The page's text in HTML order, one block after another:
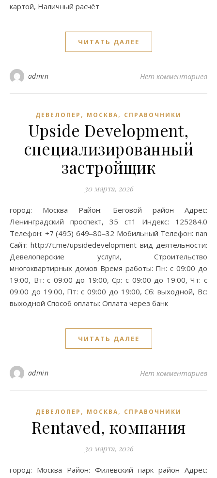
картой, Наличный расчёт
ЧИТАТЬ ДАЛЕЕ
admin Нет комментариев
ДЕВЕЛОПЕР , МОСКВА, СПРАВОЧНИКИ
Upside Development,
специализированный
застройщик
30 марта, 2026
город: Москва Район: Беговой район Адрес:
Ленинградский проспект, 35 ст1 Индекс: 125284.0
Телефон: +7 (495) 649‒80‒32 Мобильный Телефон: nan
Сайт: http://t.me/upsidedevelopment вид деятельности:
Девелоперские услуги, Строительство
многоквартирных домов Время работы: Пн: с 09:00 до
19:00, Вт: с 09:00 до 19:00, Ср: с 09:00 до 19:00, Чт: с
09:00 до 19:00, Пт: с 09:00 до 19:00, Сб: выходной, Вс:
выходной Способ оплаты: Оплата через банк
ЧИТАТЬ ДАЛЕЕ
admin Нет комментариев
ДЕВЕЛОПЕР , МОСКВА, СПРАВОЧНИКИ
Rentaved, компания
30 марта, 2026
город: Москва Район: Филёвский парк район Адрес: